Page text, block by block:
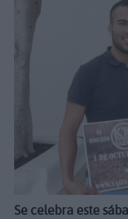
Se celebra este